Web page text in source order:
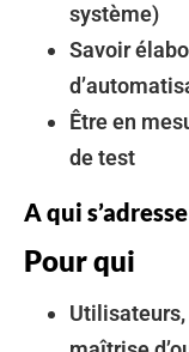
système)
Savoir
Être en
de test
A qui
Pour qui